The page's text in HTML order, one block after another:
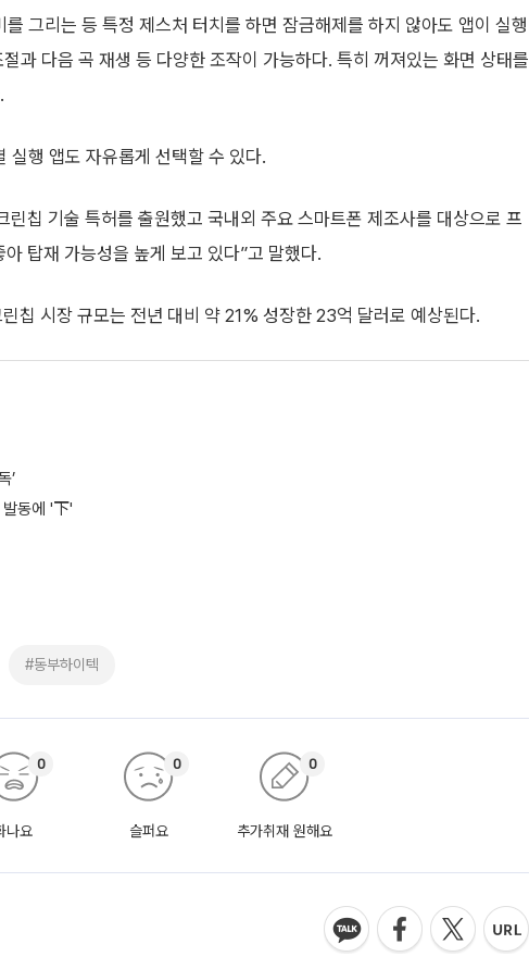
그리는 등 특정 제스처 터치를 하면 잠금해제를 하지 않아도 앱이 실행
과 다음 곡 재생 등 다양한 조작이 가능하다. 특히 꺼져있는 화면 상태를
실행 앱도 자유롭게 선택할 수 있다.
칩 기술 특허를 출원했고 국내외 주요 스마트폰 제조사를 대상으로 프
탑재 가능성을 높게 보고 있다”고 말했다.
칩 시장 규모는 전년 대비 약 21% 성장한 23억 달러로 예상된다.
’
발동에 '下'
#동부하이텍
나요
0
슬퍼요
0
추가취재 원해요
0